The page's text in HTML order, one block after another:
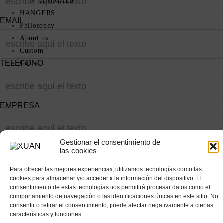
Gestionar el consentimiento de
las cookies
Para ofrecer las mejores experiencias, utilizamos tecnologías como las
cookies para almacenar y/o acceder a la información del dispositivo. El
consentimiento de estas tecnologías nos permitirá procesar datos como el
comportamiento de navegación o las identificaciones únicas en este sitio. No
consentir o retirar el consentimiento, puede afectar negativamente a ciertas
características y funciones.
HANGERS
Philosophy
About us
Custom
Contact
EMAIL
TELÉFONO
EMPRESA